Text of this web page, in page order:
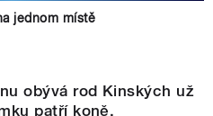
jednom místě
obývá rod Kinských už
patří koně,